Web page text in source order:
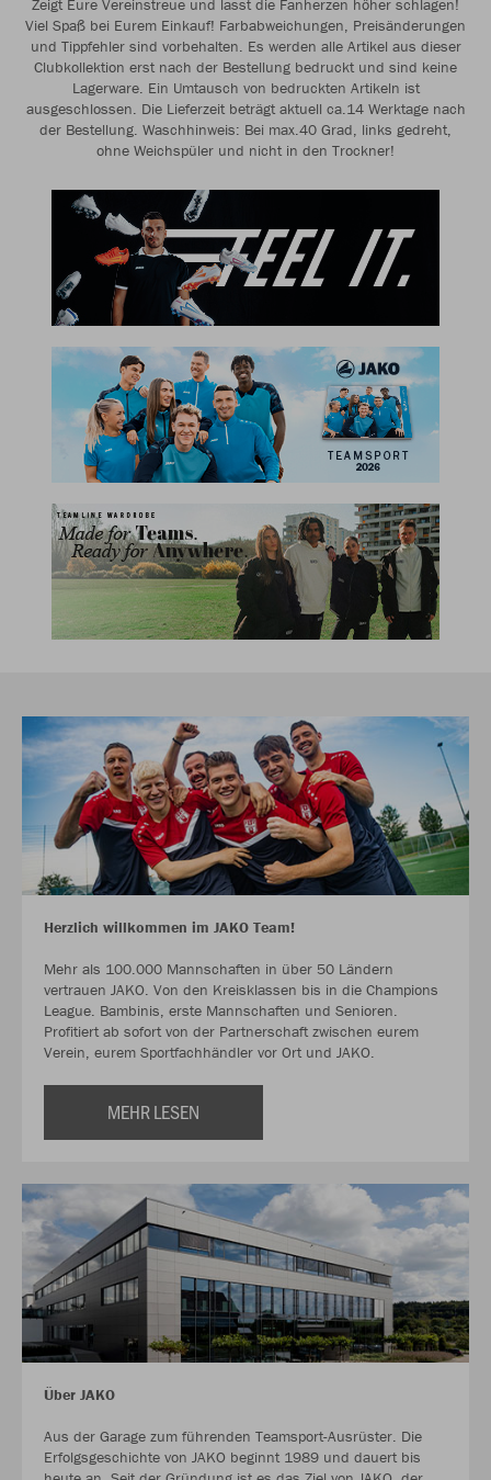
Zeigt Eure Vereinstreue und lasst die Fanherzen höher schlagen!
Viel Spaß bei Eurem Einkauf! Farbabweichungen, Preisänderungen
und Tippfehler sind vorbehalten. Es werden alle Artikel aus dieser
Clubkollektion erst nach der Bestellung bedruckt und sind keine
Lagerware. Ein Umtausch von bedruckten Artikeln ist
ausgeschlossen. Die Lieferzeit beträgt aktuell ca.14 Werktage nach
der Bestellung. Waschhinweis: Bei max.40 Grad, links gedreht,
ohne Weichspüler und nicht in den Trockner!
Herzlich willkommen im JAKO Team!
Mehr als 100.000 Mannschaften in über 50 Ländern
vertrauen JAKO. Von den Kreisklassen bis in die Champions
League. Bambinis, erste Mannschaften und Senioren.
Profitiert ab sofort von der Partnerschaft zwischen eurem
Verein, eurem Sportfachhändler vor Ort und JAKO.
MEHR LESEN
Über JAKO
Aus der Garage zum führenden Teamsport-Ausrüster. Die
Erfolgsgeschichte von JAKO beginnt 1989 und dauert bis